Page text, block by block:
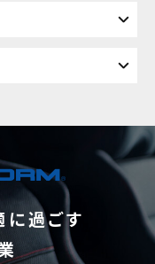
に過ごす